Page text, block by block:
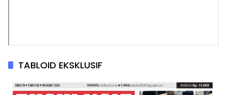
TABLOID EKSKLUSIF